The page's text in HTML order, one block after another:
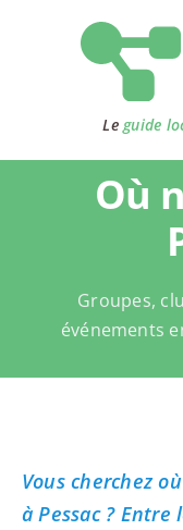
Le guide
Où
Groupes,
événements
Vous cherchez
à Pessac ? Entre